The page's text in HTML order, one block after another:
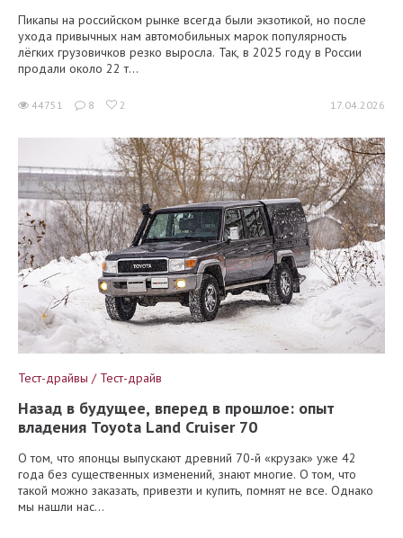
Пикапы на российском рынке всегда были экзотикой, но после
ухода привычных нам автомобильных марок популярность
лёгких грузовичков резко выросла. Так, в 2025 году в России
продали около 22 т...
44751 8 2 17.04.2026
Тест-драйвы / Тест-драйв
Назад в будущее, вперед в прошлое: опыт
владения Toyota Land Cruiser 70
О том, что японцы выпускают древний 70-й «крузак» уже 42
года без существенных изменений, знают многие. О том, что
такой можно заказать, привезти и купить, помнят не все. Однако
мы нашли нас...